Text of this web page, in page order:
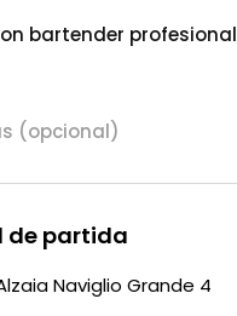
bartender profesional
(opcional)
de partida
Naviglio Grande 4